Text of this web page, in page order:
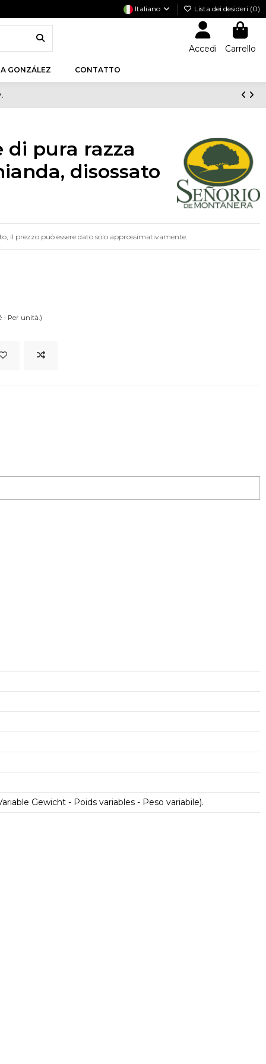
Italiano Lista dei desideri (0)
Accedi Carrello
GONZÁLEZ CONTATTO
pura razza
disossato
il prezzo può essere dato solo approssimativamente.
- Per unità.)
Gewicht - Poids variables - Peso variabile).